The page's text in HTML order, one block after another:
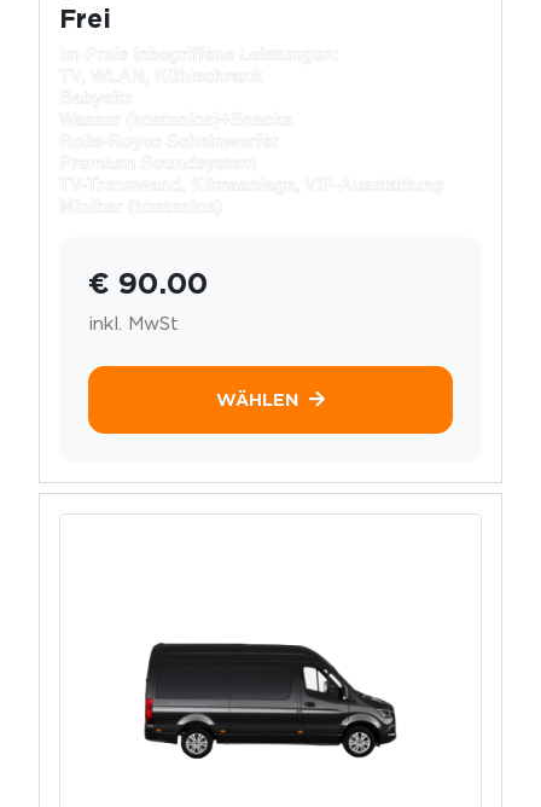
Frei
TV, WLAN, Kühlschrank
Wasser (kostenlos)+
Rolls-Royce Scheinwerfer
TV-Trennwand, Klimaanlage, VIP-Ausstattung
Minibar (kostenlos)
€ 90.00
inkl. MwSt
WÄHLEN